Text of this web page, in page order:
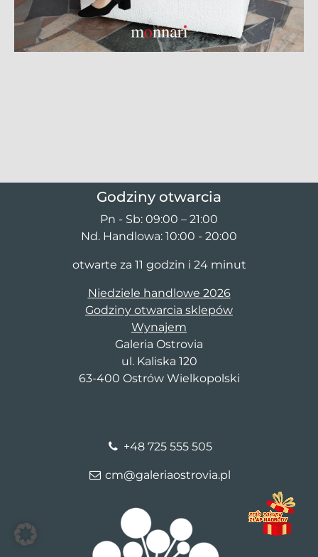
Godziny otwarcia
Pn - Sb: 09:00 – 21:00
Nd. Handlowa: 10:00 - 20:00
otwarte za 11 godzin i 24 minut
Niedziele handlowe 2026
Godziny otwarcia sklepów
Wynajem
Galeria Ostrovia
ul. Kaliska 120
63-400 Ostrów Wielkopolski
+48 725 555 505
cm@galeriaostrovia.pl